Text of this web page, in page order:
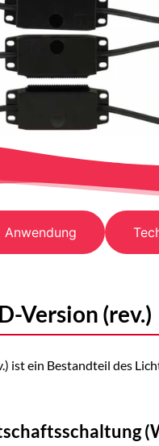
Anwendung
Version (rev.)
ist ein Bestandteil des